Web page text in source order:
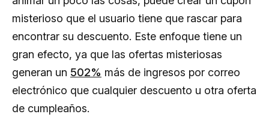
misterioso que el usuario tiene que rascar para
encontrar su descuento. Este enfoque tiene un
gran efecto, ya que las ofertas misteriosas
generan un 502% más de ingresos por correo
electrónico que cualquier descuento u otra oferta
de cumpleaños.